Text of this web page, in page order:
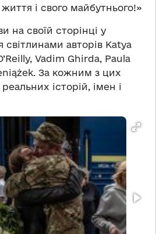
і свого майбутнього!»
на своїй сторінці у
світлинами авторів Katya
Vadim Ghirda, Paula
За кожним з цих
історій, імен і